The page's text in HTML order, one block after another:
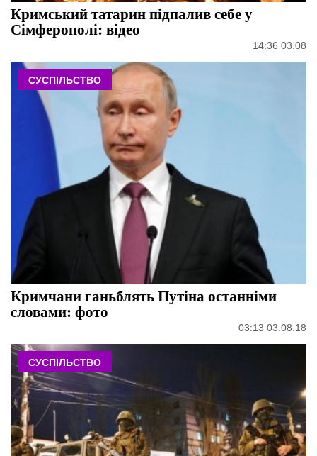
Кримський татарин підпалив себе у
Сімферополі: відео
14:36 03.08
СУСПІЛЬСТВО
Кримчани ганьблять Путіна останніми
словами: фото
03:13 03.08.18
СУСПІЛЬСТВО